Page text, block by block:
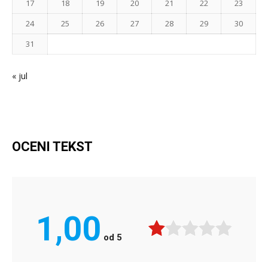
17
18 19 20 21 22
23
24
25 26 27 28 29
30
31
« jul
OCENI TEKST
1,00 od 5